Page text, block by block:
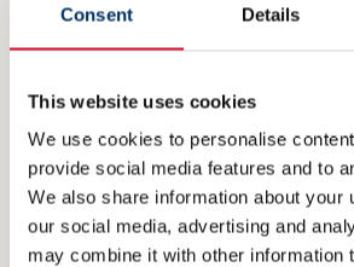
Consent Details
This website uses cookies
We use cookies to personalise
provide social media features and to
We also share information about your
our social media, advertising and
may combine it with other information
tilpasset for å forbedre
trivsel.
av kritisk
testet ifølge IEC 60945, IEC
og følger SOLAS reglement og